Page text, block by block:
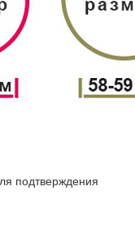
подтверждения